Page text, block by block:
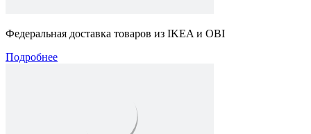
Федеральная доставка товаров из IKEA и OBI
Подробнее